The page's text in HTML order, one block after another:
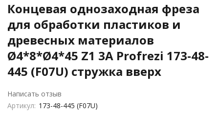
Концевая однозаходная фреза
для обработки пластиков и
древесных материалов
Ø4*8*Ø4*45 Z1 3A Profrezi 173-48-
445 (F07U) стружка вверх
Написать отзыв
Артикул: 173-48-445 (F07U)